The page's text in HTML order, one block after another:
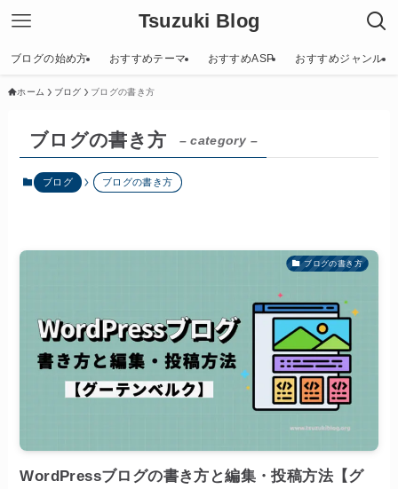
Tsuzuki Blog
ブログの始め方 おすすめテーマ おすすめASP おすすめジャンル
ホーム ブログ ブログの書き方
ブログの書き方 – category –
ブログ ブログの書き方
ブログの書き方
WordPressブログの書き方と編集・投稿方法【グ